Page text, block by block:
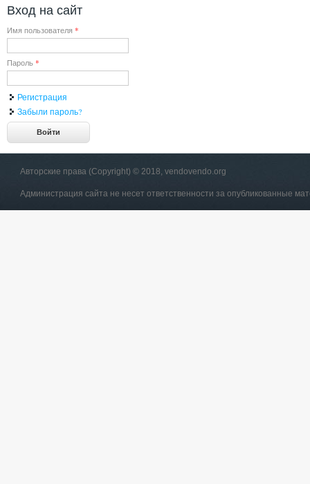
Вход на сайт
Имя пользователя *
Пароль *
Регистрация
Забыли пароль?
Авторские права (Copyright) © 2018, vendovendo.org
Администрация сайта не несет ответственности за опубликованные